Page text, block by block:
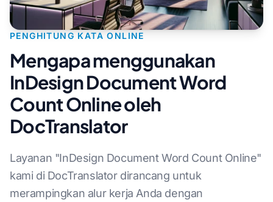
PENGHITUNG KATA ONLINE
Mengapa menggunakan
InDesign Document Word
Count Online oleh
DocTranslator
Layanan "InDesign Document Word Count Online"
kami di DocTranslator dirancang untuk
merampingkan alur kerja Anda dengan